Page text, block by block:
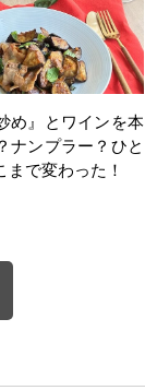
め』とワインを本
ナンプラー？ひと
まで変わった！